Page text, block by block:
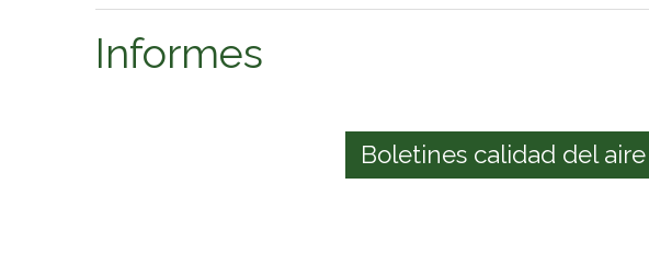
Informes
Boletines calidad del aire